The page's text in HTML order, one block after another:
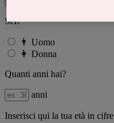
Sei?
👨 Uomo
👩 Donna
Quanti anni hai?
anni
Inserisci qui la tua età in cifre